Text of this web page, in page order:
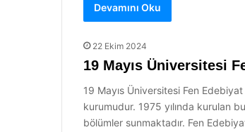
Devamını Oku
22 Ekim 2024
19 Mayıs Üniversitesi
19 Mayıs Üniversitesi Fen
kurumudur. 1975 yılında kurulan
bölümler sunmaktadır. Fen